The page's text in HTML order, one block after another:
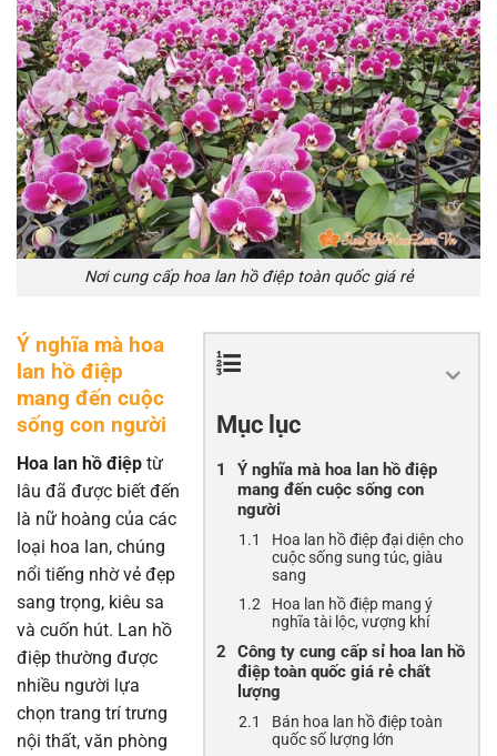
Nơi cung cấp hoa lan hồ điệp toàn quốc giá rẻ
Mục lục
Ý nghĩa mà hoa lan hồ điệp
mang đến cuộc sống con
người
Hoa lan hồ điệp đại diện cho
cuộc sống sung túc, giàu
sang
Hoa lan hồ điệp mang ý
nghĩa tài lộc, vượng khí
Công ty cung cấp sỉ hoa lan hồ
điệp toàn quốc giá rẻ chất
lượng
Bán hoa lan hồ điệp toàn
quốc số lượng lớn
Ý nghĩa mà hoa
lan hồ điệp
mang đến cuộc
sống con người
Hoa lan hồ điệp từ
lâu đã được biết đến
là nữ hoàng của các
loại hoa lan, chúng
nổi tiếng nhờ vẻ đẹp
sang trọng, kiêu sa
và cuốn hút. Lan hồ
điệp thường được
nhiều người lựa
chọn trang trí trưng
nội thất, văn phòng